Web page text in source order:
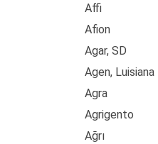
Affi
Afion
Agar, SD
Agen, Luisiana
Agra
Agrigento
Ağrı